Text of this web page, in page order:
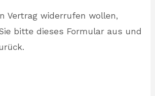
Vertrag widerrufen wollen,
bitte dieses Formular aus und